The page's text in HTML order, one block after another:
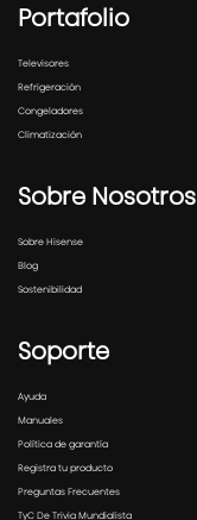
Portafolio
Televisores
Refrigeración
Congeladores
Climatización
Sobre Nosotros
Sobre Hisense
Blog
Sostenibilidad
Soporte
Ayuda
Manuales
Política de garantía
Registra tu producto
Preguntas Frecuentes
TyC De Trivia Mundialista